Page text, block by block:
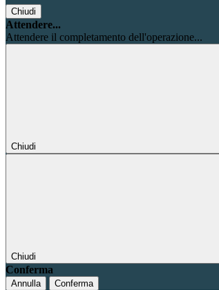
Chiudi
Attendere...
Attendere il completamento dell'operazione...
Chiudi
Chiudi
Conferma
Annulla Conferma